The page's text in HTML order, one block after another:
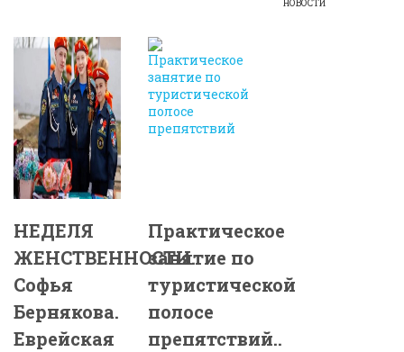
НОВОСТИ
НЕДЕЛЯ
ЖЕНСТВЕННОСТИ.
Софья
Бернякова.
Еврейская
Практическое
занятие по
туристической
полосе
препятствий..